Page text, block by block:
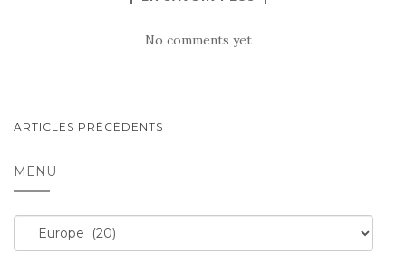
No comments yet
NAVIGATION
SEIN
DES
ARTICLES
ARTICLES PRÉCÉDENTS
MENU
Menu